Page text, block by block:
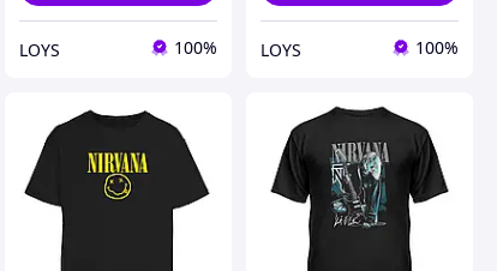
LOYS 100% LOYS 100%